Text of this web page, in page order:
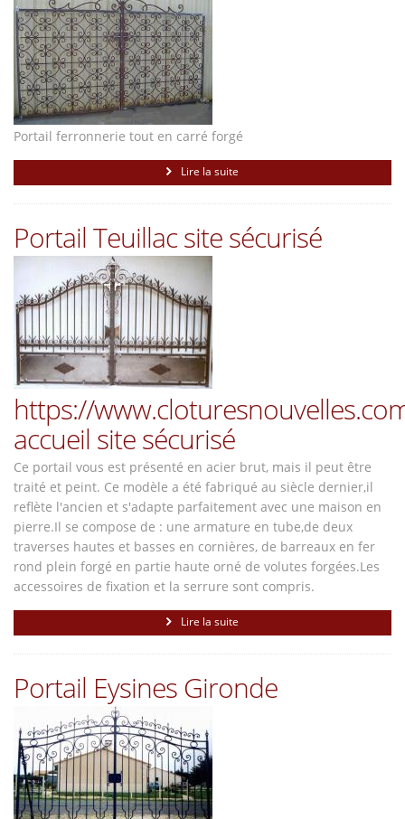
Portail ferronnerie tout en carré forgé
Lire la suite
Portail Teuillac site sécurisé
https://
accueil site sécurisé
Ce portail vous est présenté en acier brut, mais il peut être
traité et peint. Ce modèle a été fabriqué au siècle dernier,​​​il
reflète l'ancien et s'adapte parfaitement avec une maison en
pierre.Il se compose de : une armature en tube,de deux
traverses hautes et basses en cornières, de barreaux en fer
rond plein forgé en partie haute orné de volutes forgées.Les
accessoires de fixation et la serrure sont compris.
Lire la suite
Portail Eysines Gironde